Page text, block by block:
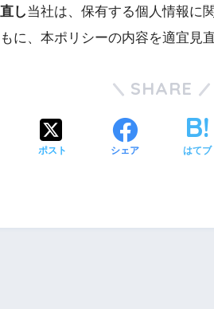
し当社は、保有する個人情報に
に、本ポリシーの内容を適宜見
SHARE
ポスト シェア はてブ